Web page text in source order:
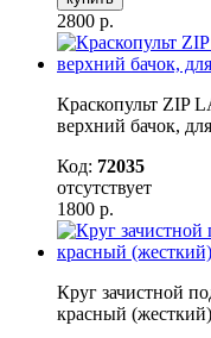
2800 р.
Краскопульт ZIP
верхний бачок,
Код: 72035
отсутствует
1800 р.
Круг зачистной
красный